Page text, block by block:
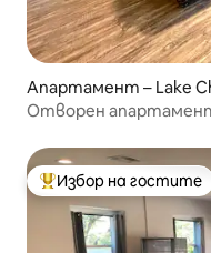
Апартамент – Lake
Отворен апартамент
Най-популярен
Избор на гостите